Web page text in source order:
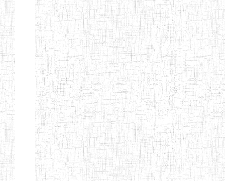
FULL GOSPEL
BTTC MBENGWI
02/10/1998 ENIEG
BAPTIST
TEACHERS
TRAINING
COLLEGE
08/08/1983 ENIEG
KENCHOLIA
TEACHER'S
TRAINING
15/09/2015 ENIEG